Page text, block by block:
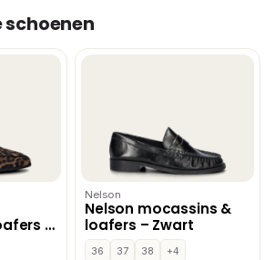
–
Nelson
Nelson mocassins &
loafers – Zwart
36 37 38
+4